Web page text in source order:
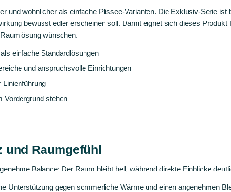
und wohnlicher als einfache Plissee-Varianten. Die Exklusiv-Serie
bewusst edler erscheinen soll. Damit eignet sich dieses
wünschen.
einfache Standardlösungen
und anspruchsvolle Einrichtungen
Linienführung
Vordergrund stehen
Raumgefühl
Balance: Der Raum bleibt hell, während direkte Einblicke
Unterstützung gegen sommerliche Wärme und einen angenehmen